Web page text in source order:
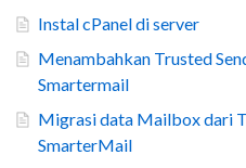
Instal cPanel di server
Menambahkan Trusted
Smartermail
Migrasi data Mailbox dari
SmarterMail